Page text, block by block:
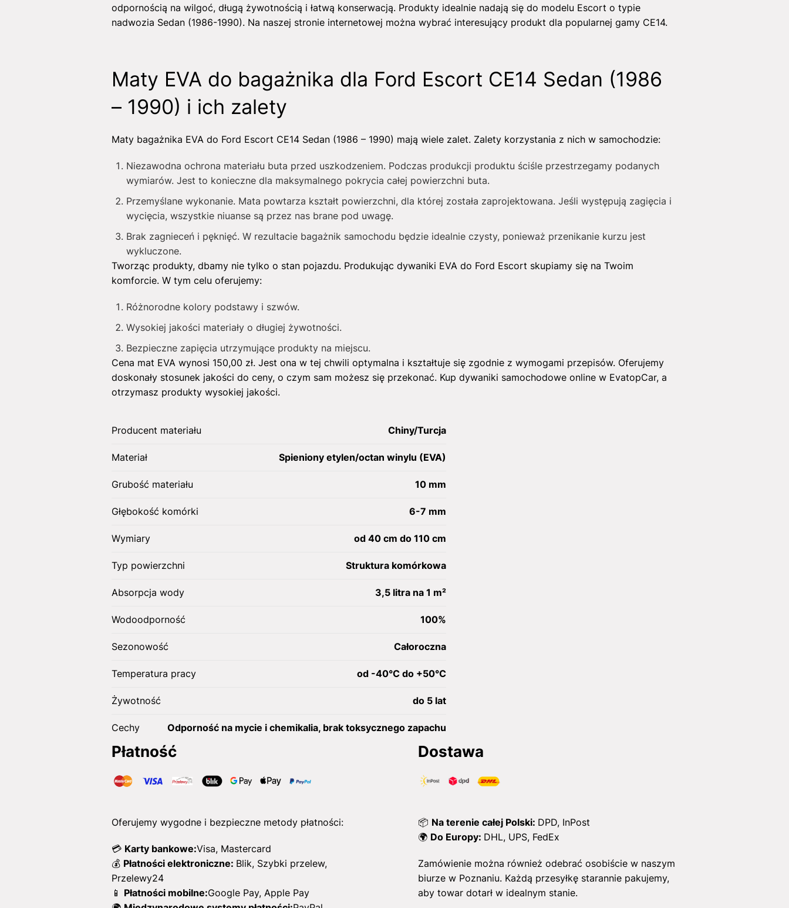
odpornością na wilgoć, długą żywotnością i łatwą konserwacją. Produkty idealnie nadają się do modelu Escort o typie
nadwozia Sedan (1986-1990). Na naszej stronie internetowej można wybrać interesujący produkt dla popularnej gamy CE14.
Maty EVA do bagażnika dla Ford Escort CE14 Sedan (1986
– 1990) i ich zalety
Maty bagażnika EVA do Ford Escort CE14 Sedan (1986 – 1990) mają wiele zalet. Zalety korzystania z nich w samochodzie:
Niezawodna ochrona materiału buta przed uszkodzeniem. Podczas produkcji produktu ściśle przestrzegamy podanych
wymiarów. Jest to konieczne dla maksymalnego pokrycia całej powierzchni buta.
Przemyślane wykonanie. Mata powtarza kształt powierzchni, dla której została zaprojektowana. Jeśli występują zagięcia i
wycięcia, wszystkie niuanse są przez nas brane pod uwagę.
Brak zagnieceń i pęknięć. W rezultacie bagażnik samochodu będzie idealnie czysty, ponieważ przenikanie kurzu jest
wykluczone.
Tworząc produkty, dbamy nie tylko o stan pojazdu. Produkując dywaniki EVA do Ford Escort skupiamy się na Twoim
komforcie. W tym celu oferujemy:
Różnorodne kolory podstawy i szwów.
Wysokiej jakości materiały o długiej żywotności.
Bezpieczne zapięcia utrzymujące produkty na miejscu.
Cena mat EVA wynosi 150,00 zł. Jest ona w tej chwili optymalna i kształtuje się zgodnie z wymogami przepisów. Oferujemy
doskonały stosunek jakości do ceny, o czym sam możesz się przekonać. Kup dywaniki samochodowe online w EvatopCar, a
otrzymasz produkty wysokiej jakości.
Producent materiału Chiny/Turcja
Materiał Spieniony etylen/octan winylu (EVA)
Grubość materiału 10 mm
Głębokość komórki 6-7 mm
Wymiary od 40 cm do 110 cm
Typ powierzchni Struktura komórkowa
Absorpcja wody 3,5 litra na 1 m²
Wodoodporność 100%
Sezonowość Całoroczna
Temperatura pracy od -40°C do +50°C
Żywotność do 5 lat
Cechy Odporność na mycie i chemikalia, brak toksycznego zapachu
Płatność
Oferujemy wygodne i bezpieczne metody płatności:
💳 Karty bankowe:Visa, Mastercard
💰 Płatności elektroniczne: Blik, Szybki przelew,
Przelewy24
📱 Płatności mobilne:Google Pay, Apple Pay
Dostawa
📦 Na terenie całej Polski: DPD, InPost
🌍 Do Europy: DHL, UPS, FedEx
Zamówienie można również odebrać osobiście w naszym
biurze w Poznaniu. Każdą przesyłkę starannie pakujemy,
aby towar dotarł w idealnym stanie.